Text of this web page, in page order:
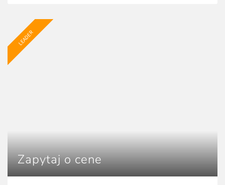
własne jeziorko na wyłączność. Ceny: *600 zł/doba *Cena
za wynajem całego domku, przy […]
LEADER
Zapytaj o cene